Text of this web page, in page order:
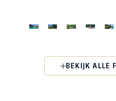
BEKIJK ALLE